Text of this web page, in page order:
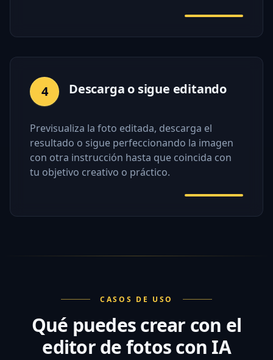
4 Descarga o sigue editando
Previsualiza la foto editada, descarga el
resultado o sigue perfeccionando la imagen
con otra instrucción hasta que coincida con
tu objetivo creativo o práctico.
CASOS DE USO
Qué puedes crear con el
editor de fotos con IA